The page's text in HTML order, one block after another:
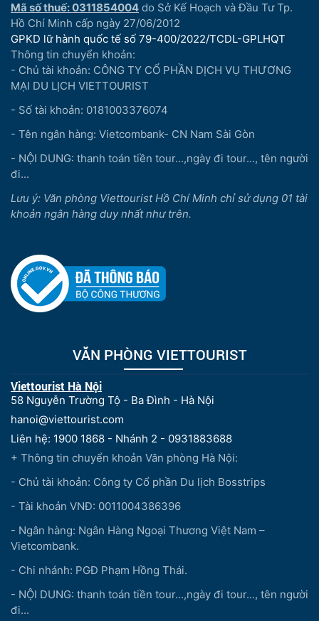
Mã số thuế: 0311854004 do Sở Kế Hoạch và Đầu Tư Tp.
Hồ Chí Minh cấp ngày 27/06/2012
GPKD lữ hành quốc tế số 79-400/2022/TCDL-GPLHQT
Thông tin chuyển khoản:
- Chủ tài khoản: CÔNG TY CỔ PHẦN DỊCH VỤ THƯƠNG
MẠI DU LỊCH VIETTOURIST
- Số tài khoản: 0181003376074
- Tên ngân hàng: Vietcombank- CN Nam Sài Gòn
- NỘI DUNG: thanh toán tiền tour...,ngày đi tour..., tên người
đi...
Lưu ý: Văn phòng Viettourist Hồ Chí Minh chỉ sử dụng 01 tài
khoản ngân hàng duy nhất như trên.
VĂN PHÒNG VIETTOURIST
Viettourist Hà Nội
58 Nguyễn Trường Tộ - Ba Đình - Hà Nội
hanoi@viettourist.com
Liên hệ: 1900 1868 - Nhánh 2 - 0931883688
+ Thông tin chuyển khoản Văn phòng Hà Nội:
- Chủ tài khoản: Công ty Cổ phần Du lịch Bosstrips
- Tài khoản VNĐ: 0011004386396
- Ngân hàng: Ngân Hàng Ngoại Thương Việt Nam –
Vietcombank.
- Chi nhánh: PGĐ Phạm Hồng Thái.
- NỘI DUNG: thanh toán tiền tour...,ngày đi tour..., tên người
đi...